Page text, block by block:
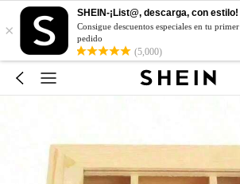
×
SHEIN-¡List@, descarga, con estilo!
Consigue descuentos especiales en tu primer
pedido
(5,000)